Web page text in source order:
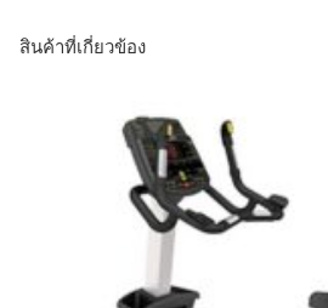
สินค้าที่เกี่ยวข้อง